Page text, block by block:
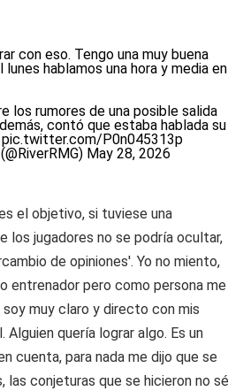
con eso. Tengo una muy buena
hablamos una hora y media en
los rumores de una posible salida
contó que estaba hablada su
pic.twitter.com/P0n045313p
May 28, 2026
el objetivo, si tuviese una
los jugadores no se podría ocultar,
de opiniones'. Yo no miento,
entrenador pero como persona me
soy muy claro y directo con mis
quería lograr algo. Es un
cuenta, para nada me dijo que se
las conjeturas que se hicieron no sé